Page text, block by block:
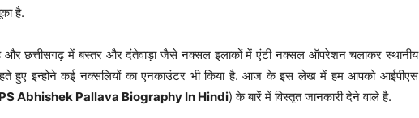
है.
छत्तीसगढ़ में बस्तर और दंतेवाड़ा जैसे नक्सल इलाकों में एंटी नक्सल ऑपरेशन चलाकर स्थानीय
हुए इन्होने कई नक्सलियों का एनकाउंटर भी किया है. आज के इस लेख में हम आपको आईपीएस
Abhishek Pallava Biography In Hindi) के बारें में विस्तृत जानकारी देने वाले है.